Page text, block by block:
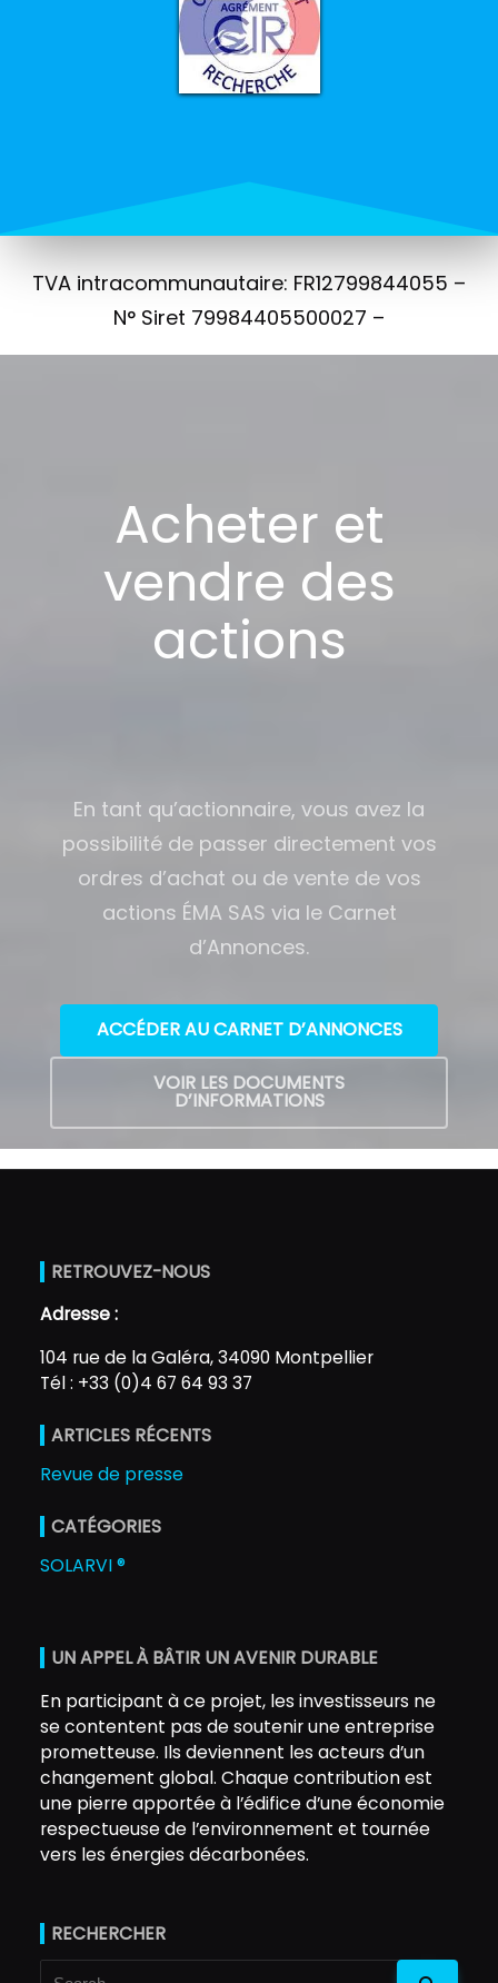
TVA intracommunautaire: FR12799844055 –
N° Siret 79984405500027 –
Acheter et
vendre des
actions
En tant qu’actionnaire, vous avez la
possibilité de passer directement vos
ordres d’achat ou de vente de vos
actions ÉMA SAS via le Carnet
d’Annonces.
ACCÉDER AU CARNET D’ANNONCES
VOIR LES DOCUMENTS
D’INFORMATIONS
RETROUVEZ-NOUS
Adresse :
104 rue de la Galéra, 34090 Montpellier
Tél : +33 (0)4 67 64 93 37
ARTICLES RÉCENTS
Revue de presse
CATÉGORIES
SOLARVI ®
UN APPEL À BÂTIR UN AVENIR DURABLE
En participant à ce projet, les investisseurs ne
se contentent pas de soutenir une entreprise
prometteuse. Ils deviennent les acteurs d’un
changement global. Chaque contribution est
une pierre apportée à l’édifice d’une économie
respectueuse de l’environnement et tournée
vers les énergies décarbonées.
RECHERCHER
Search